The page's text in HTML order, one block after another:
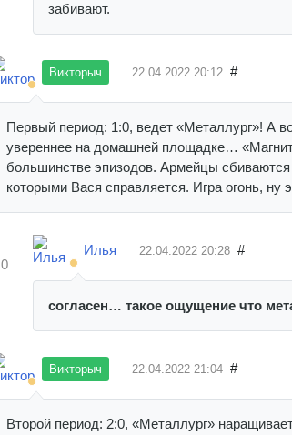
забивают.
Викторыч 22.04.2022 20:12 #
Первый период: 1:0, ведет «Металлург»! А
увереннее на домашней площадке…
большинстве эпизодов. Армейцы
которыми Вася справляется. Игра огонь, ну
0
Илья 22.04.2022 20:28 #
согласен… такое ощущение что
Викторыч 22.04.2022 21:04 #
Второй период: 2:0, «Металлург»